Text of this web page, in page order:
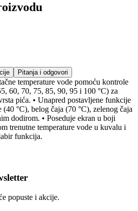
Pitanja i odgovori
temperature vode pomoću kontrole
60, 70, 75, 85, 90, 95 i 100 °C) za
pića. • Unapred postavljene funkcije
°C), belog čaja (70 °C), zelenog čaja
dodirom. • Poseduje ekran u boji
trenutne temperature vode u kuvalu i
funkcija.
popuste i akcije.